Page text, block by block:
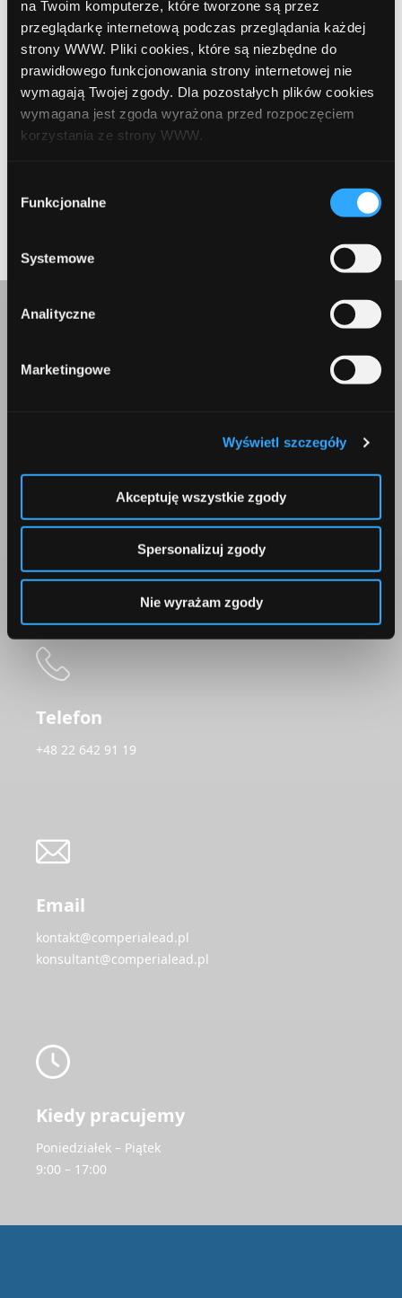
na Twoim komputerze, które tworzone są przez
przeglądarkę internetową podczas przeglądania każdej
strony WWW. Pliki cookies, które są niezbędne do
prawidłowego funkcjonowania strony internetowej nie
wymagają Twojej zgody. Dla pozostałych plików cookies
wymagana jest zgoda wyrażona przed rozpoczęciem
korzystania ze strony WWW.
formy korzystania z plików cookies. Więcej:
Polityka
zgody
Funkcjonalne
Systemowe
Analityczne
Marketingowe
Wyświetl szczegóły
Akceptuję wszystkie zgody
Spersonalizuj zgody
Nie wyrażam zgody
program lojalnościowy program partnerski sieć afiliacyjna
Udostępnij:
Prev Article Next Article
Korepondencja
Comperia.pl S.A.
ul. Konstruktorska 13
Telefon
+48 22 642 91 19
Email
kontakt@comperialead.pl
konsultant@comperialead.pl
Kiedy pracujemy
Poniedziałek – Piątek
9:00 – 17:00